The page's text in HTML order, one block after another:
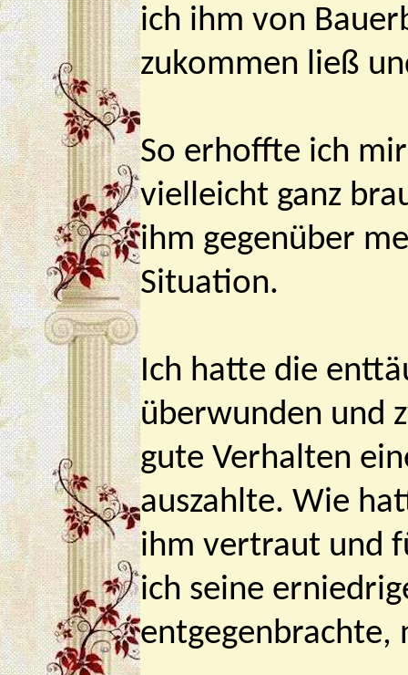
ich ihm von
zukommen ließ
So erhoffte ich
vielleicht ganz
ihm gegenüber
Situation.
Ich hatte die
überwunden und
gute Verhalten
auszahlte. Wie
ihm vertraut und
ich seine
entgegenbrachte,